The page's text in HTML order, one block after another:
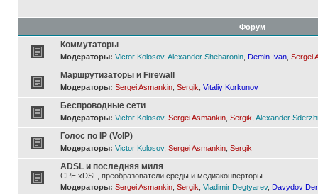
Форум
Коммутаторы
Модераторы: Victor Kolosov, Alexander Shebaronin Demin Ivan Sergei
Маршрутизаторы и Firewall
Модераторы: Sergei Asmankin Sergik Vitaliy Korkunov
Беспроводные сети
Модераторы: Victor Kolosov, Sergei Asmankin Sergik Alexander
Голос по IP (VoIP)
Модераторы: Victor Kolosov, Sergei Asmankin Sergik
ADSL и последняя миля
CPE xDSL, преобразователи среды и медиаконверторы
Модераторы: Sergei Asmankin Sergik Vladimir Degtyarev, Davydov